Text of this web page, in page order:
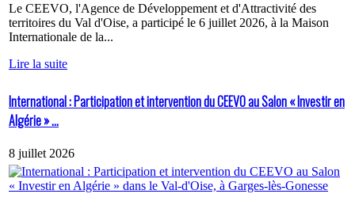
Le CEEVO, l'Agence de Développement et d'Attractivité des
territoires du Val d'Oise, a participé le 6 juillet 2026, à la Maison
Internationale de la...
Lire la suite
International : Participation et intervention du CEEVO au Salon « Investir en
Algérie » ...
8 juillet 2026